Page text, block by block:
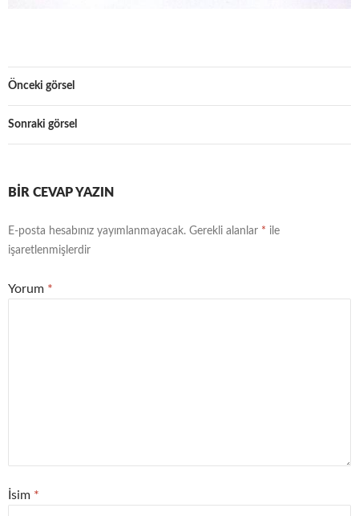
Önceki görsel
Sonraki görsel
BIR CEVAP YAZIN
E-posta hesabınız yayımlanmayacak. Gerekli alanlar * ile
işaretlenmişlerdir
Yorum *
İsim *